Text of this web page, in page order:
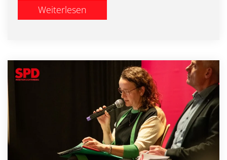
Weiterlesen